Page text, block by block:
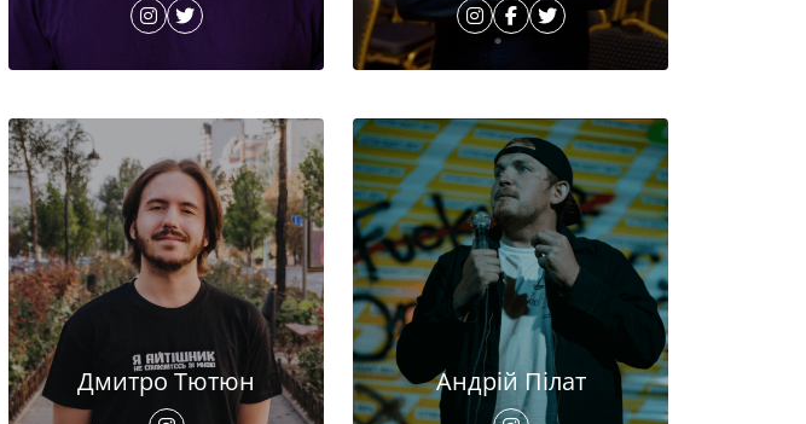
Дмитро Тютюн Андрій Пілат